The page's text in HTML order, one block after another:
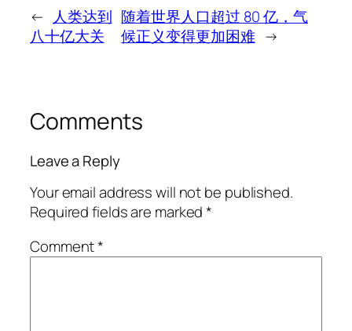
←
人类达到
八十亿大关
随着世界人口超过 80 亿，气
候正义变得更加困难 →
Comments
Leave a Reply
Your email address will not be published.
Required fields are marked*
Comment*